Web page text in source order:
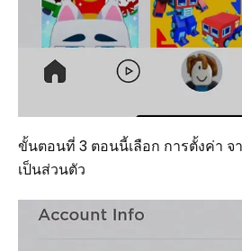
ขั้นตอนที่ 3 ตอนนี้เลือก การตั้งค่า จ
เป็นส่วนตัว